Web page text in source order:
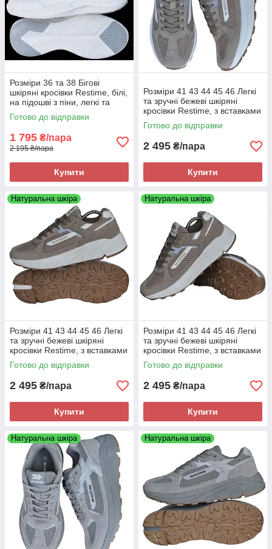
Розміри 36 та 38 Бігові
шкіряні кросівки Restime, білі,
на підошві з піни, легкі та
комфортні
Готово до відправки
1 795 ₴/пара
2 195 ₴/пара
Купити
Розміри 41 43 44 45 46 Легкі
та зручні бежеві шкіряні
кросівки Restime, з вставками
з сітки, літо осінь, на підошві з
піни
Готово до відправки
2 495 ₴/пара
Купити
Натуральна шкіра
Розміри 41 43 44 45 46 Легкі
та зручні бежеві шкіряні
кросівки Restime, з вставками
з сітки, літо осінь, на підошві з
піни
Готово до відправки
2 495 ₴/пара
Купити
Натуральна шкіра
Розміри 41 43 44 45 46 Легкі
та зручні бежеві шкіряні
кросівки Restime, з вставками
з сітки, літо осінь, на підошві з
піни
Готово до відправки
2 495 ₴/пара
Купити
Натуральна шкіра Натуральна шкіра